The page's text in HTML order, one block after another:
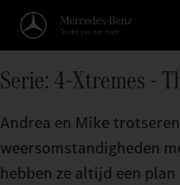
Serie: 4-Xtremes -
Andrea en Mike
weersomstandigheden
hebben ze altijd een plan